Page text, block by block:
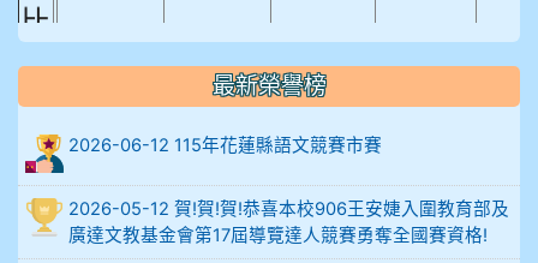
比
例
906陳兆宏 5A10+ 作文5
912余 嘉 5A10+
914謝佩臻 5A10+
最新榮譽榜
2026-06-12 115年花蓮縣語文競賽市賽
2026-05-12 賀!賀!賀!恭喜本校906王安婕入圍教育部及
廣達文教基金會第17屆導覽達人競賽勇奪全國賽資格!